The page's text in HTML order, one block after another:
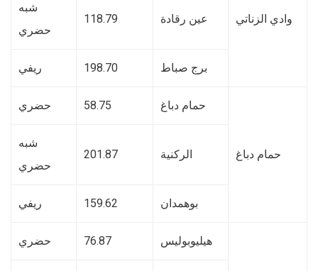
وادي الزناتي عين رقادة 118.79
شبه
حضري
برج صباط 198.70 ريفي
حمام دباغ
حمام دباغ 58.75 حضري
الركنية 201.87
شبه
حضري
بوهمدان 159.62 ريفي
هيليوبوليس 76.87 حضري